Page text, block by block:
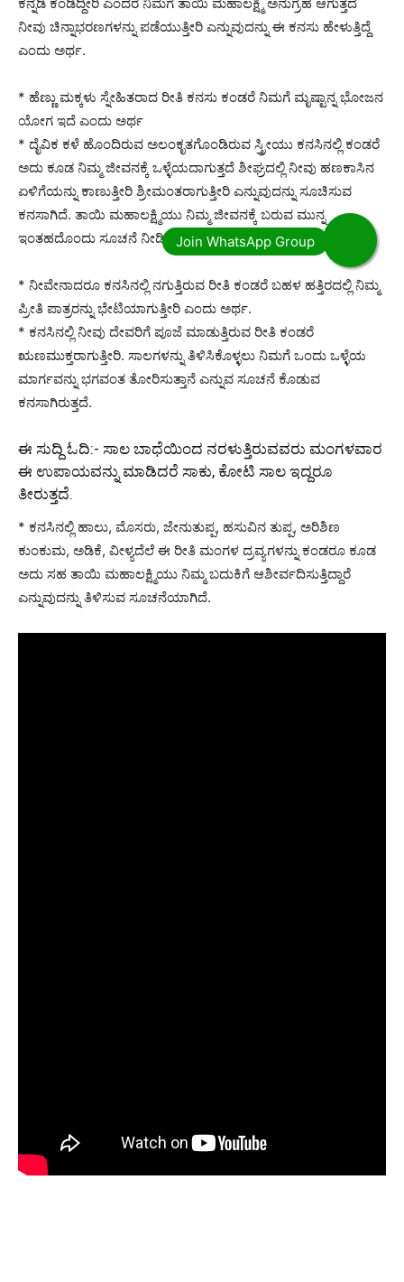
ನೀವು ಚಿನ್ನಾಭರಣಗಳನ್ನು ಪಡೆಯುತ್ತೀರಿ ಎನ್ನುವುದನ್ನು ಈ ಕನಸು ಹೇಳುತ್ತಿದ್ದೆ
ಎಂದು ಅರ್ಥ.
* ಹೆಣ್ಣು ಮಕ್ಕಳು ಸ್ನೇಹಿತರಾದ ರೀತಿ ಕನಸು ಕಂಡರೆ ನಿಮಗೆ ಮೃಷ್ಟಾನ್ನ ಭೋಜನ
ಯೋಗ ಇದೆ ಎಂದು ಅರ್ಥ
* ದೈವಿಕ ಕಳೆ ಹೊಂದಿರುವ ಅಲಂಕೃತಗೊಂಡಿರುವ ಸ್ತ್ರೀಯು ಕನಸಿನಲ್ಲಿ ಕಂಡರೆ
ಅದು ಕೂಡ ನಿಮ್ಮ ಜೀವನಕ್ಕೆ ಒಳ್ಳೆಯದಾಗುತ್ತದೆ ಶೀಘ್ರದಲ್ಲಿ ನೀವು ಹಣಕಾಸಿನ
ಏಳಿಗೆಯನ್ನು ಕಾಣುತ್ತೀರಿ ಶ್ರೀಮಂತರಾಗುತ್ತೀರಿ ಎನ್ನುವುದನ್ನು ಸೂಚಿಸುವ
ಕನಸಾಗಿದೆ. ತಾಯಿ ಮಹಾಲಕ್ಷ್ಮಿಯು ನಿಮ್ಮ ಜೀವನಕ್ಕೆ ಬರುವ ಮುನ್ನ
ಇಂತಹದೊಂದು ಸೂಚನೆ ನೀಡಿ ಬರುತ್ತಾರೆ
* ನೀವೇನಾದರೂ ಕನಸಿನಲ್ಲಿ ನಗುತ್ತಿರುವ ರೀತಿ ಕಂಡರೆ ಬಹಳ ಹತ್ತಿರದಲ್ಲಿ ನಿಮ್ಮ
ಪ್ರೀತಿ ಪಾತ್ರರನ್ನು ಭೇಟಿಯಾಗುತ್ತೀರಿ ಎಂದು ಅರ್ಥ.
* ಕನಸಿನಲ್ಲಿ ನೀವು ದೇವರಿಗೆ ಪೂಜೆ ಮಾಡುತ್ತಿರುವ ರೀತಿ ಕಂಡರೆ
ಋಣಮುಕ್ತರಾಗುತ್ತೀರಿ. ಸಾಲಗಳನ್ನು ತಿಳಿಸಿಕೊಳ್ಳಲು ನಿಮಗೆ ಒಂದು ಒಳ್ಳೆಯ
ಮಾರ್ಗವನ್ನು ಭಗವಂತ ತೋರಿಸುತ್ತಾನೆ ಎನ್ನುವ ಸೂಚನೆ ಕೊಡುವ
ಕನಸಾಗಿರುತ್ತದೆ.
ಈ ಸುದ್ದಿ ಓದಿ:- ಸಾಲ ಬಾಧೆಯಿಂದ ನರಳುತ್ತಿರುವವರು ಮಂಗಳವಾರ
ಈ ಉಪಾಯವನ್ನು ಮಾಡಿದರೆ ಸಾಕು, ಕೋಟಿ ಸಾಲ ಇದ್ದರೂ
ತೀರುತ್ತದೆ.
* ಕನಸಿನಲ್ಲಿ ಹಾಲು, ಮೊಸರು, ಜೇನುತುಪ್ಪ, ಹಸುವಿನ ತುಪ್ಪ, ಅರಿಶಿಣ
ಕುಂಕುಮ, ಅಡಿಕೆ, ವೀಳ್ಯದೆಲೆ ಈ ರೀತಿ ಮಂಗಳ ದ್ರವ್ಯಗಳನ್ನು ಕಂಡರೂ ಕೂಡ
ಅದು ಸಹ ತಾಯಿ ಮಹಾಲಕ್ಷ್ಮಿಯು ನಿಮ್ಮ ಬದುಕಿಗೆ ಆಶೀರ್ವದಿಸುತ್ತಿದ್ದಾರೆ
ಎನ್ನುವುದನ್ನು ತಿಳಿಸುವ ಸೂಚನೆಯಾಗಿದೆ.